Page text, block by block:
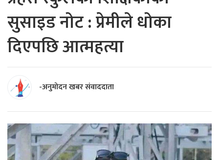
सुसाइड नोट : प्रेमीले धोका
दिएपछि आत्महत्या
-अनुमोदन खबर संवाददाता